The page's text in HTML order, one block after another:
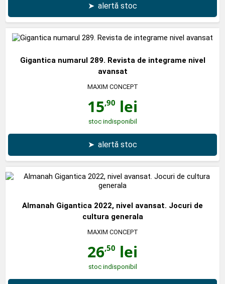
➤ alertă stoc
Gigantica numarul 289. Revista de integrame nivel
avansat
MAXIM CONCEPT
15,90 lei
stoc indisponibil
➤ alertă stoc
Almanah Gigantica 2022, nivel avansat. Jocuri de
cultura generala
MAXIM CONCEPT
26,50 lei
stoc indisponibil